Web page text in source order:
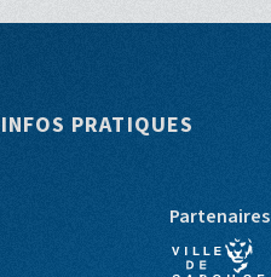
INFOS PRATIQUES
Partenaires